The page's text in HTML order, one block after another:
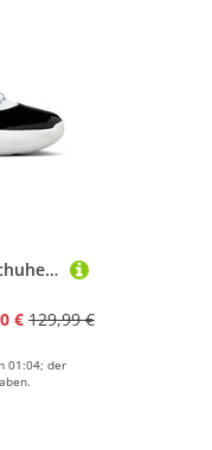
NIKE Herren Basketballschuhe Jordan Max Aura 7 Men's Shoes
€ 129,99 €
01:04; der